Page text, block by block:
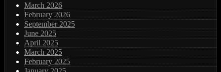
March 2026
February 2026
September 2025
June 2025
April 2025
March 2025
February 2025